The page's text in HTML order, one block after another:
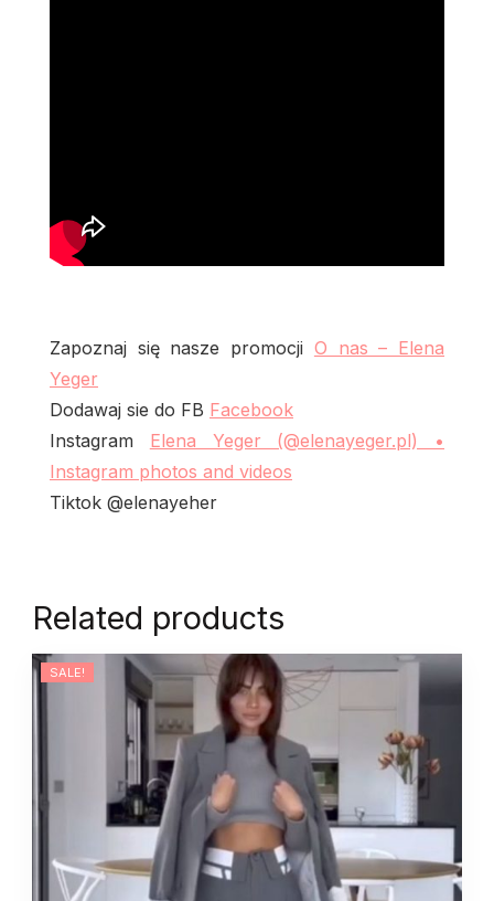
Zapoznaj się nasze promocji O nas – Elena
Yeger
Dodawaj sie do FB Facebook
Instagram Elena Yeger (@elenayeger.pl) •
Instagram photos and videos
Tiktok @elenayeher
Related products
SALE!